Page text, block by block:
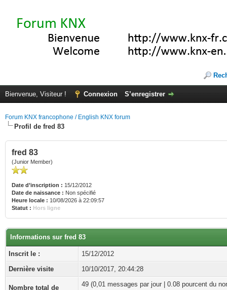
Bienvenue, Visiteur ! Connexion S’enregistrer
Forum KNX francophone / English KNX forum
Profil de fred 83
fred 83
(Junior Member)
Date d’inscription : 15/12/2012
Date de naissance : Non spécifié
Heure locale : 10/08/2026 à 22:09:57
Statut : Hors ligne
Informations sur fred 83
Inscrit le :
15/12/2012
Dernière visite
10/10/2017, 20:44:28
Nombre total de
49 (0,01 messages par jour | 0.08 pourcent du